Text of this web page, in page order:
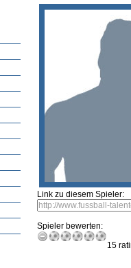
Link zu diesem Spieler:
Spieler bewerten:
15